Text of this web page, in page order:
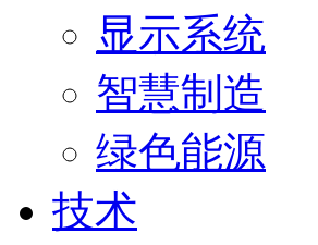
显示系统
智慧制造
绿色能源
技术